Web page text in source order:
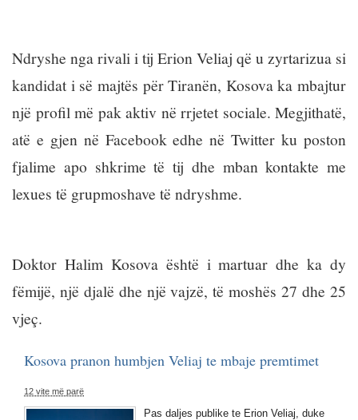
Ndryshe nga rivali i tij Erion Veliaj që u zyrtarizua si
kandidat i së majtës për Tiranën, Kosova ka mbajtur
një profil më pak aktiv në rrjetet sociale. Megjithatë,
atë e gjen në Facebook edhe në Twitter ku poston
fjalime apo shkrime të tij dhe mban kontakte me
lexues të grupmoshave të ndryshme.
Doktor Halim Kosova është i martuar dhe ka dy
fëmijë, një djalë dhe një vajzë, të moshës 27 dhe 25
vjeç.
Kosova pranon humbjen Veliaj te mbaje premtimet
12 vite më parë
Pas daljes publike te Erion Veliaj, duke